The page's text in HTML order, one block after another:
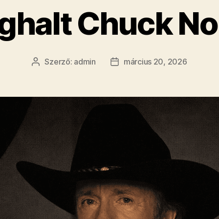
Chuck
Bejegyzés
Szerző: admin
Bejegyzés
március 20, 2026